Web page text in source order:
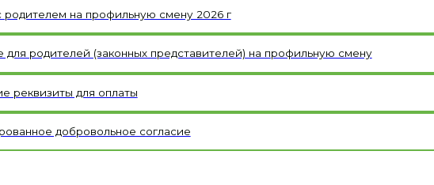
добровольное согласие